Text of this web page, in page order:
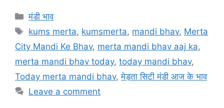
c
e
b
o
o
k
st
o
d
o
n
l
e
Categories
मंडी भाव
Tags
kums merta, kumsmerta, mandi bhav, Merta
City Mandi Ke Bhav, merta mandi bhav aaj ka,
merta mandi bhav today, today mandi bhav,
Today merta mandi bhav,मेड़ता सिटी मंडी आज के भाव
Leave a comment